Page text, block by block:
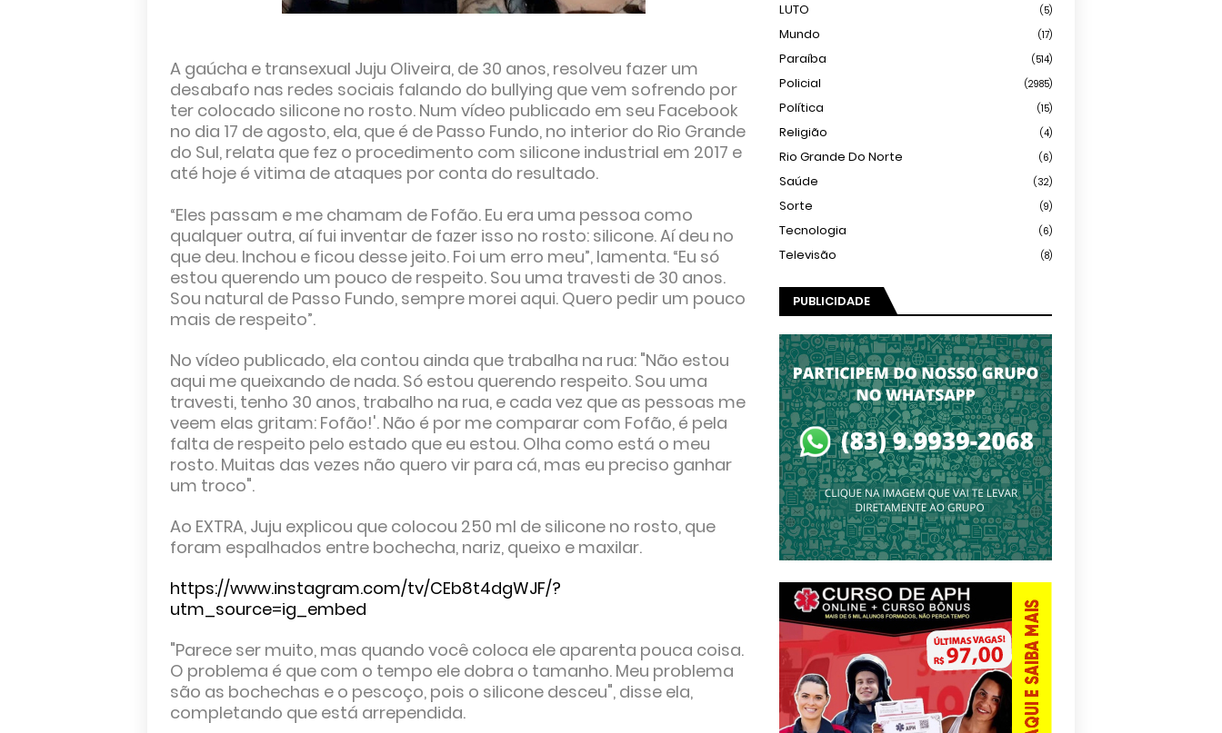
A gaúcha e transexual Juju Oliveira, de 30 anos, resolveu fazer um
desabafo nas redes sociais falando do bullying que vem sofrendo por
ter colocado silicone no rosto. Num vídeo publicado em seu Facebook
no dia 17 de agosto, ela, que é de Passo Fundo, no interior do Rio Grande
do Sul, relata que fez o procedimento com silicone industrial em 2017 e
até hoje é vitima de ataques por conta do resultado.
“Eles passam e me chamam de Fofão. Eu era uma pessoa como
qualquer outra, aí fui inventar de fazer isso no rosto: silicone. Aí deu no
que deu. Inchou e ficou desse jeito. Foi um erro meu”, lamenta. “Eu só
estou querendo um pouco de respeito. Sou uma travesti de 30 anos.
Sou natural de Passo Fundo, sempre morei aqui. Quero pedir um pouco
mais de respeito”.
No vídeo publicado, ela contou ainda que trabalha na rua: "Não estou
aqui me queixando de nada. Só estou querendo respeito. Sou uma
travesti, tenho 30 anos, trabalho na rua, e cada vez que as pessoas me
veem elas gritam: Fofão!'. Não é por me comparar com Fofão, é pela
falta de respeito pelo estado que eu estou. Olha como está o meu
rosto. Muitas das vezes não quero vir para cá, mas eu preciso ganhar
um troco".
Ao EXTRA, Juju explicou que colocou 250 ml de silicone no rosto, que
foram espalhados entre bochecha, nariz, queixo e maxilar.
https://www.instagram.com/tv/CEb8t4dgWJF/?
utm_source=ig_embed
"Parece ser muito, mas quando você coloca ele aparenta pouca coisa.
O problema é que com o tempo ele dobra o tamanho. Meu problema
são as bochechas e o pescoço, pois o silicone desceu", disse ela,
completando que está arrependida.
LUTO (5)
Mundo (17)
Paraíba (514)
Policial (2985)
Política (15)
Religião (4)
Rio Grande Do Norte (6)
Saúde (32)
Sorte (9)
Tecnologia (6)
Televisão (8)
PUBLICIDADE